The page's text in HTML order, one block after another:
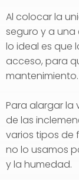
Al colocar la
seguro y a una
lo ideal es que
acceso, para
mantenimiento.
Para alargar la
de las
varios tipos de
no lo usamos
y la humedad.